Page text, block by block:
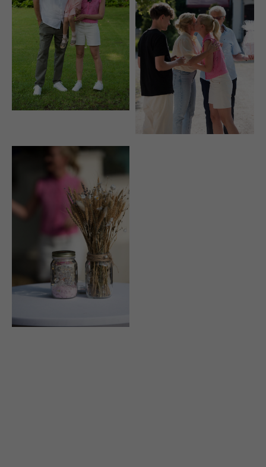
About us
Lorem ipsum dolor sit amet, consectetuer adipiscing
elit.
Aenean commodo ligula eget dolor. Aenean massa. Cum
sociis natoque penatibus et magnis dis parturient montes,
nascetur ridiculus mus. Donec quam felis, ultricies nec.